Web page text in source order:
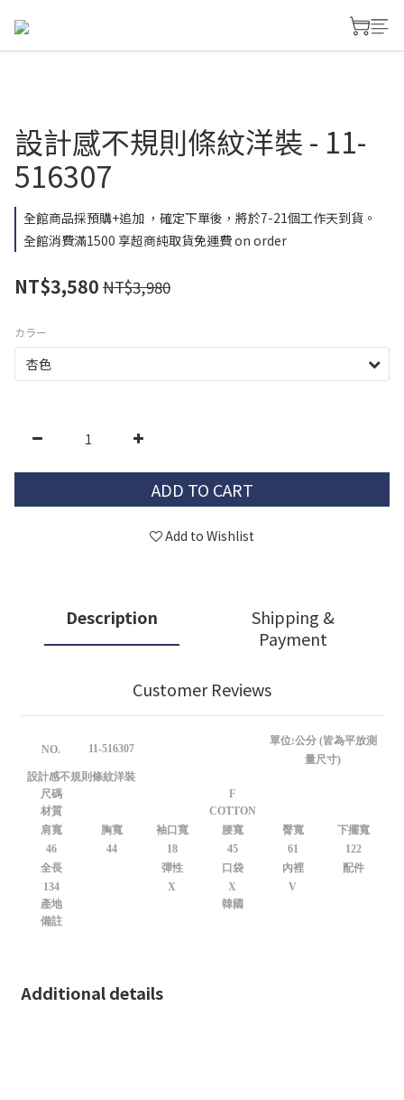
設計感不規則條紋洋裝 - 11-
516307
全館商品採預購+追加 ，確定下單後，將於7-21個工作天到貨。
全館消費滿1500 享超商純取貨免運費 on order
NT$3,580 NT$3,980
カラー
ADD TO CART
Add to Wishlist
Description
Shipping &
Payment
Customer Reviews
NO. 11-516307
單位:公分 (皆為平放測
量尺寸)
設計感不規則條紋洋裝
尺碼
F
材質
COTTON
肩寬
胸寬 袖口寬 腰寬 臀寬
下擺寬
46
44 18 45 61
122
全長
彈性 口袋 內裡
配件
134
X X
V
產地
韓國
備註
Additional details